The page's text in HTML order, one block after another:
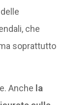
che
soprattutto
Anche la